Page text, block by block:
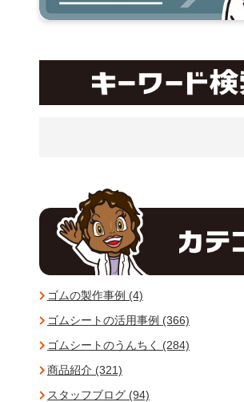
ゴムの製作事例 (4)
ゴムシートの活用事例 (366)
ゴムシートのうんちく (284)
商品紹介 (321)
スタッフブログ (94)